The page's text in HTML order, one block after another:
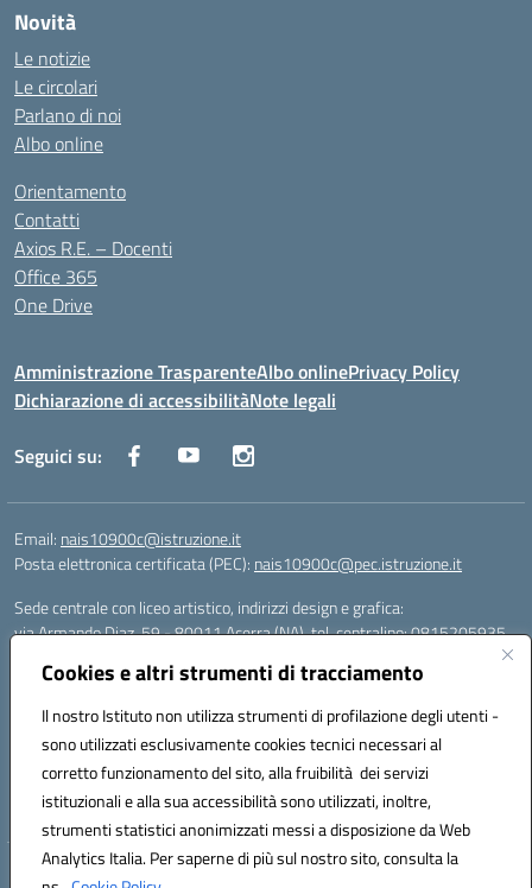
Cookies e altri strumenti di tracciamento
Il nostro Istituto non utilizza strumenti di profilazione degli utenti -
sono utilizzati esclusivamente cookies tecnici necessari al
corretto funzionamento del sito, alla fruibilità dei servizi
istituzionali e alla sua accessibilità sono utilizzati, inoltre,
strumenti statistici anonimizzati messi a disposizione da Web
Analytics Italia. Per saperne di più sul nostro sito, consulta la
Novità
Le notizie
Le circolari
Parlano di noi
Albo online
Orientamento
Contatti
Axios R.E. – Docenti
Office 365
One Drive
Amministrazione TrasparenteAlbo onlinePrivacy Policy
Dichiarazione di accessibilitàNote legali
Seguici su:
Email: nais10900c@istruzione.it
Posta elettronica certificata (PEC): nais10900c@pec.istruzione.it
Sede centrale con liceo artistico, indirizzi design e grafica:
via Armando Diaz, 59 - 80011 Acerra (NA), tel. centralino: 0815205935
via T. Campanella, 80011 Acerra (NA), tel/fax: 0818850905
Sede succursale con liceo musicale:
via S. Pellico, 80011 Acerra (NA), tel: 08119660921
Email: nais10900c@istruzione.it | PEC: nais10900c@pec.istruzione.it |
Nome Ufficio PA: Uff_eFatturaPA | Codice Univoco ufficio: UFOYYV |
C.Fisc: 93056740637
Hosting & Powered by 3D Solution S.r.l.